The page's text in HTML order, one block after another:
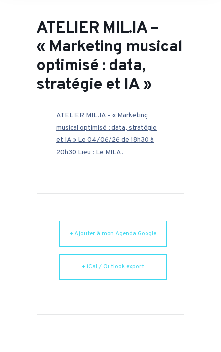
ATELIER MIL.IA –
« Marketing musical
optimisé : data,
stratégie et IA »
ATELIER MIL.IA – « Marketing
musical optimisé : data, stratégie
et IA » Le 04/06/26 de 18h30 à
20h30 Lieu : Le MILA.
+ Ajouter à mon Agenda Google
+ iCal / Outlook export